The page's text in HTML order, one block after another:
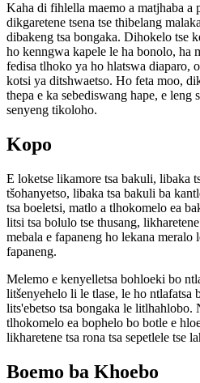
Kaha di fihlella maemo a matjhaba a
dikgaretene tsena tse thibelang
dibakeng tsa bongaka. Dihokelo tse
ho kenngwa kapele le ha bonolo, ha
fedisa tlhoko ya ho hlatswa diaparo,
kotsi ya ditshwaetso. Ho feta moo,
thepa e ka sebediswang hape, e leng
senyeng tikoloho.
Kopo
E loketse likamore tsa bakuli, libaka
tšohanyetso, libaka tsa bakuli ba
tsa boeletsi, matlo a tlhokomelo ea
litsi tsa bolulo tse thusang,
mebala e fapaneng ho lekana meralo
fapaneng.
Melemo e kenyelletsa bohloeki bo
litšenyehelo li le tlase, le ho ntlafatsa
lits'ebetso tsa bongaka le litlhahlobo.
tlhokomelo ea bophelo bo botle e
likharetene tsa rona tsa sepetlele tse
Boemo ba Khoebo